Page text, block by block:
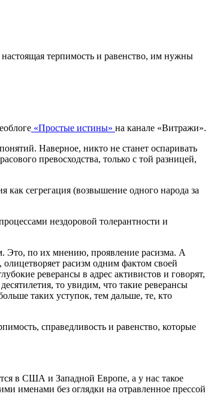
терпимость и равенство, им нужны
«Простые истины» на канале «Витражи».
Наверное, никто не станет оспаривать
превосходства, только с той разницей,
сегрегация (возвышение одного народа за
нездоровой толерантности и
Это, по их мнению, проявление расизма. А
расизм одним фактом своей
реверансы в адрес активистов и говорят,
то увидим, что такие реверансы
таких уступок, тем дальше, те, кто
справедливость и равенство, которые
в США и Западной Европе, а у нас такое
именами без оглядки на отравленное прессой